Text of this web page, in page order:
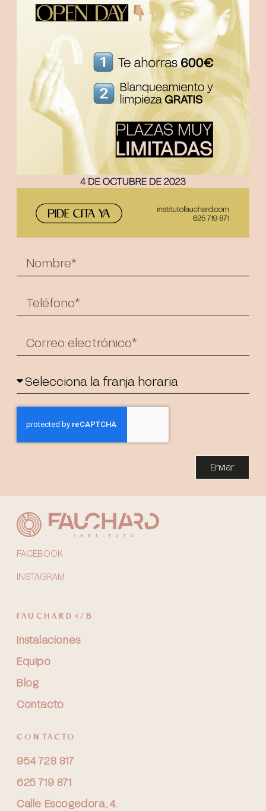
Enviar
FACEBOOK
INSTAGRAM
FAUCHARD</B
Instalaciones
Equipo
Blog
Contacto
CONTACTO
954 728 817
625 719 871
Calle Escogedora, 4.